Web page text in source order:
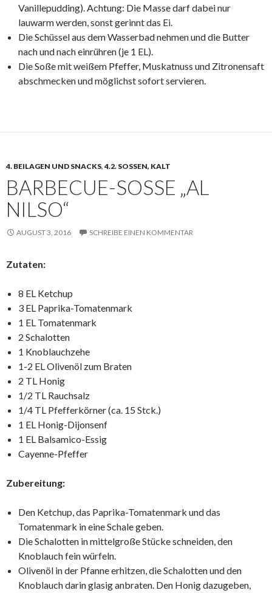
Vanillepudding). Achtung: Die Masse darf dabei nur
lauwarm werden, sonst gerinnt das Ei.
Die Schüssel aus dem Wasserbad nehmen und die Butter
nach und nach einrühren (je 1 EL).
Die Soße mit weißem Pfeffer, Muskatnuss und Zitronensaft
abschmecken und möglichst sofort servieren.
4. BEILAGEN UND SNACKS, 4.2. SOSSEN, KALT
BARBECUE-SOSSE „AL N
ILSO“
AUGUST 3, 2016 SCHREIBE EINEN KOMMENTAR
Zutaten:
8 EL Ketchup
3 EL Paprika-Tomatenmark
1 EL Tomatenmark
2 Schalotten
1 Knoblauchzehe
1-2 EL Olivenöl zum Braten
2 TL Honig
1/2 TL Rauchsalz
1/4 TL Pfefferkörner (ca. 15 Stck.)
1 EL Honig-Dijonsenf
1 EL Balsamico-Essig
Cayenne-Pfeffer
Zubereitung:
Den Ketchup, das Paprika-Tomatenmark und das
Tomatenmark in eine Schale geben.
Die Schalotten in mittelgroße Stücke schneiden, den
Knoblauch fein würfeln.
Olivenöl in der Pfanne erhitzen, die Schalotten und den
Knoblauch darin glasig anbraten. Den Honig dazugeben,